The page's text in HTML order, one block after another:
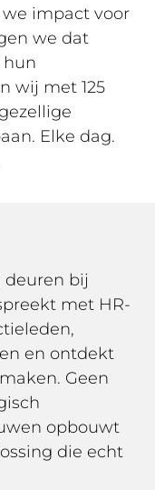
impact voor
we dat
wij met 125
Elke dag.
deuren bij
met HR-
en ontdekt
Geen
opbouwt
die echt